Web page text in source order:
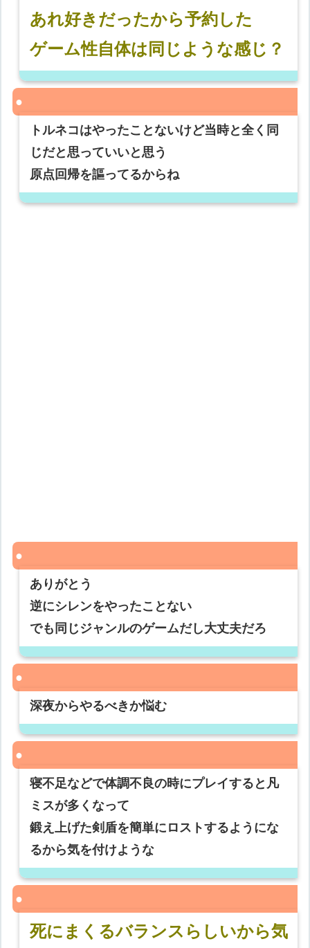
あれ好きだったから予約した
ゲーム性自体は同じような感じ？
トルネコはやったことないけど当時と全く同
じだと思っていいと思う
原点回帰を謳ってるからね
ありがとう
逆にシレンをやったことない
でも同じジャンルのゲームだし大丈夫だろ
深夜からやるべきか悩む
寝不足などで体調不良の時にプレイすると凡
ミスが多くなって
鍛え上げた剣盾を簡単にロストするようにな
るから気を付けような
死にまくるバランスらしいから気